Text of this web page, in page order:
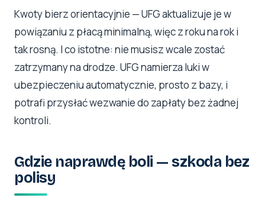
Kwoty bierz orientacyjnie — UFG aktualizuje je w
powiązaniu z płacą minimalną, więc z roku na rok i
tak rosną. I co istotne: nie musisz wcale zostać
zatrzymany na drodze. UFG namierza luki w
ubezpieczeniu automatycznie, prosto z bazy, i
potrafi przysłać wezwanie do zapłaty bez żadnej
kontroli.
Gdzie naprawdę boli — szkoda bez
polisy